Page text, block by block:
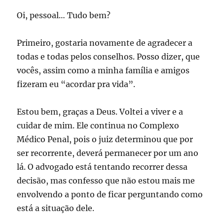
Oi, pessoal… Tudo bem?
Primeiro, gostaria novamente de agradecer a
todas e todas pelos conselhos. Posso dizer, que
vocês, assim como a minha família e amigos
fizeram eu “acordar pra vida”.
Estou bem, graças a Deus. Voltei a viver e a
cuidar de mim. Ele continua no Complexo
Médico Penal, pois o juiz determinou que por
ser recorrente, deverá permanecer por um ano
lá. O advogado está tentando recorrer dessa
decisão, mas confesso que não estou mais me
envolvendo a ponto de ficar perguntando como
está a situação dele.